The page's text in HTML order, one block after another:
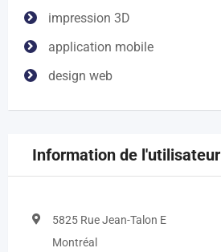
impression 3D
application mobile
design web
Information de l'utilisateur
5825 Rue Jean-Talon E
Montréal